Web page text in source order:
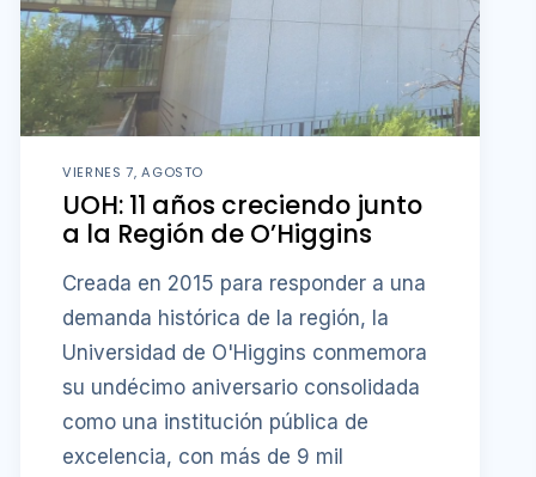
VIERNES 7, AGOSTO
UOH: 11 años creciendo junto
a la Región de O’Higgins
Creada en 2015 para responder a una
demanda histórica de la región, la
Universidad de O'Higgins conmemora
su undécimo aniversario consolidada
como una institución pública de
excelencia, con más de 9 mil